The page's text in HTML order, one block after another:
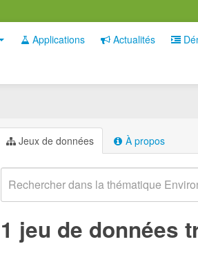
Applications Actualités
Jeux de données À propos
1 jeu de données